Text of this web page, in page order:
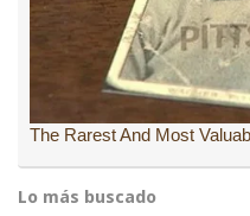
Lo más buscado